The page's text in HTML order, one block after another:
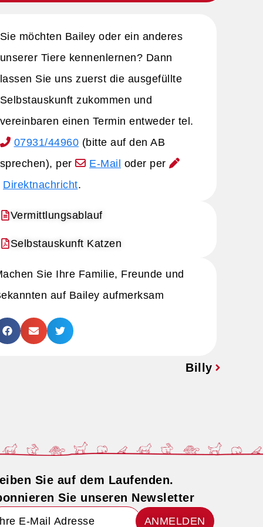
Sie möchten Bailey oder ein anderes
unserer Tiere kennenlernen? Dann
lassen Sie uns zuerst die ausgefüllte
Selbstauskunft zukommen und
vereinbaren einen Termin entweder tel.
07931/44960 (bitte auf den AB
sprechen), per
E-Mail oder per
Direktnachricht.
Vermittlungsablauf
Selbstauskunft Katzen
Sie Ihre Familie, Freunde und
auf Bailey aufmerksam
Billy
Sie auf dem Laufenden.
Sie unseren Newsletter
ANMELDEN